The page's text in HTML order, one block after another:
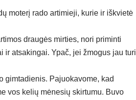
moterį rado artimieji, kurie ir iškvietė
draugės mirties, nori priminti
ir atsakingai. Ypač, jei žmogus jau turi
gimtadienis. Pajuokavome, kad
vos kelių mėnesių skirtumu. Buvo